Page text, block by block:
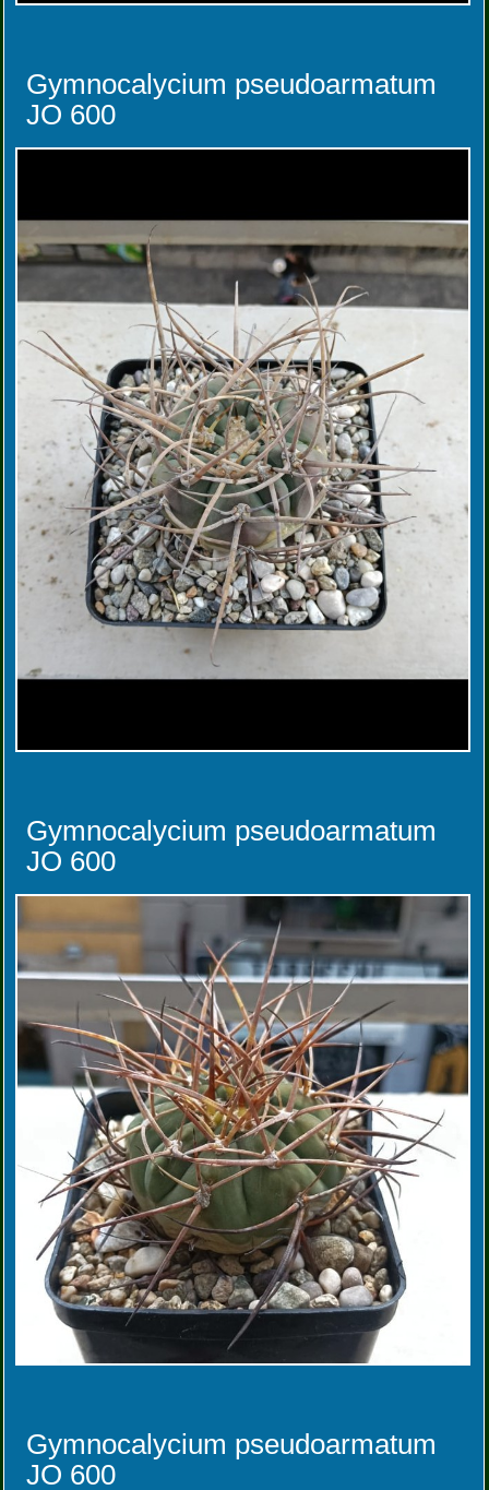
Gymnocalycium pseudoarmatum
JO 600
Gymnocalycium pseudoarmatum
JO 600
Gymnocalycium pseudoarmatum
JO 600